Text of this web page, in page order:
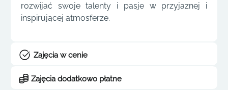
rozwijać swoje talenty i pasje w przyjaznej i
inspirującej atmosferze.
Zajęcia w cenie
Zajęcia dodatkowo płatne